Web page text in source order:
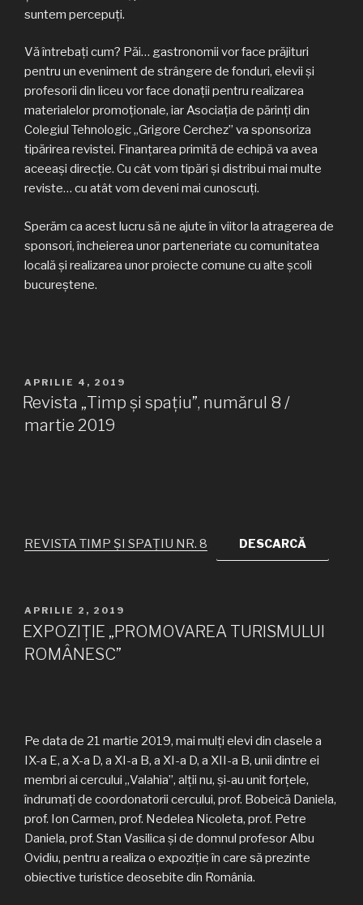
suntem percepuți.
Vă întrebați cum? Păi… gastronomii vor face prăjituri
pentru un eveniment de strângere de fonduri, elevii și
profesorii din liceu vor face donații pentru realizarea
materialelor promoționale, iar Asociația de părinți din
Colegiul Tehnologic „Grigore Cerchez” va sponsoriza
tipărirea revistei. Finanțarea primită de echipă va avea
aceeași direcție. Cu cât vom tipări și distribui mai multe
reviste… cu atât vom deveni mai cunoscuți.
Sperăm ca acest lucru să ne ajute în viitor la atragerea de
sponsori, încheierea unor parteneriate cu comunitatea
locală și realizarea unor proiecte comune cu alte școli
bucureștene.
PUBLICAT
PE
APRILIE 4, 2019
Revista „Timp și spațiu”, numărul 8 /
martie 2019
REVISTA TIMP ȘI SPAȚIU NR. 8 DESCARCĂ
PUBLICAT
PE
APRILIE 2, 2019
EXPOZIȚIE „PROMOVAREA TURISMULUI
ROMÂNESC”
Pe data de 21 martie 2019, mai mulți elevi din clasele a
IX-a E, a X-a D, a XI-a B, a XI-a D, a XII-a B, unii dintre ei
membri ai cercului „Valahia”, alții nu, și-au unit forțele,
îndrumați de coordonatorii cercului, prof. Bobeică Daniela,
prof. Ion Carmen, prof. Nedelea Nicoleta, prof. Petre
Daniela, prof. Stan Vasilica și de domnul profesor Albu
Ovidiu, pentru a realiza o expoziție în care să prezinte
obiective turistice deosebite din România.